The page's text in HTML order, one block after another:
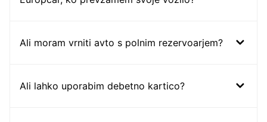
Ali moram vrniti avto s polnim rezervoarjem?
Ali lahko uporabim debetno kartico?